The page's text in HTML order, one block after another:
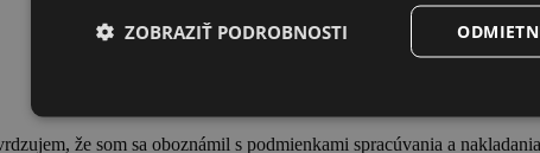
že som sa oboznámil s podmienkami spracúvania a
ZOBRAZIŤ PODROBNOSTI